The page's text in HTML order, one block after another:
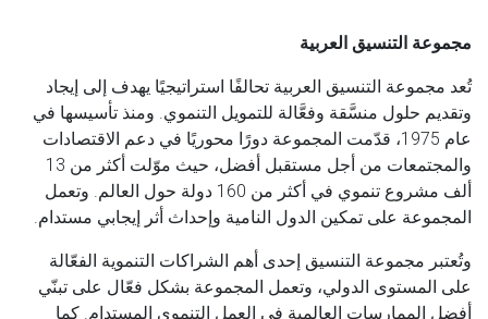
مجموعة التنسيق العربية
تُعد مجموعة التنسيق العربية تحالفًا استراتيجيًا يهدف إلى إيجاد
وتقديم حلول منسَّقة وفعَّالة للتمويل التنموي. ومنذ تأسيسها في
عام 1975، قدّمت المجموعة دورًا محوريًا في دعم الاقتصادات
والمجتمعات من أجل مستقبل أفضل، حيث موّلت أكثر من 13
ألف مشروع تنموي في أكثر من 160 دولة حول العالم. وتعمل
المجموعة على تمكين الدول النامية وإحداث أثر إيجابي مستدام.
وتُعتبر مجموعة التنسيق إحدى أهم الشراكات التنموية الفعّالة
على المستوى الدولي، وتعمل المجموعة بشكل فعّال على تبنّي
أفضل الممارسات العالمية في العمل التنموي المستدام. كما